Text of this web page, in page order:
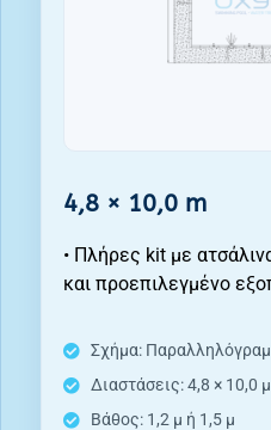
4,8 × 10,0 m
• Πλήρες kit με
και προεπιλεγμένο
Σχήμα:
Διαστάσεις: 4,8 × 10,0 μ
Βάθος: 1,2 μ ή 1,5 μ